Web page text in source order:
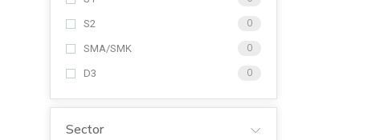
S2 0
SMA/SMK 0
D3 0
Sector